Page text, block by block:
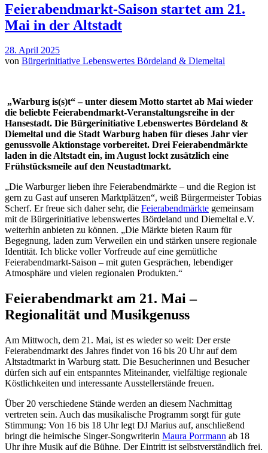
Feierabendmarkt-Saison startet am 21.
Mai in der Altstadt
28. April 2025
von Bürgerinitiative Lebenswertes Bördeland & Diemeltal
„Warburg is(s)t“ – unter diesem Motto startet ab Mai wieder
die beliebte Feierabendmarkt-Veranstaltungsreihe in der
Hansestadt. Die Bürgerinitiative Lebenswertes Bördeland &
Diemeltal und die Stadt Warburg haben für dieses Jahr vier
genussvolle Aktionstage vorbereitet. Drei Feierabendmärkte
laden in die Altstadt ein, im August lockt zusätzlich eine
Frühstücksmeile auf den Neustadtmarkt.
„Die Warburger lieben ihre Feierabendmärkte – und die Region ist
gern zu Gast auf unseren Marktplätzen“, weiß Bürgermeister Tobias
Scherf. Er freue sich daher sehr, die Feierabendmärkte gemeinsam
mit de Bürgerinitiative lebenswertes Bördeland und Diemeltal e.V.
weiterhin anbieten zu können. „Die Märkte bieten Raum für
Begegnung, laden zum Verweilen ein und stärken unsere regionale
Identität. Ich blicke voller Vorfreude auf eine gemütliche
Feierabendmarkt-Saison – mit guten Gesprächen, lebendiger
Atmosphäre und vielen regionalen Produkten.“
Feierabendmarkt am 21. Mai –
Regionalität und Musikgenuss
Am Mittwoch, dem 21. Mai, ist es wieder so weit: Der erste
Feierabendmarkt des Jahres findet von 16 bis 20 Uhr auf dem
Altstadtmarkt in Warburg statt. Die Besucherinnen und Besucher
dürfen sich auf ein entspanntes Miteinander, vielfältige regionale
Köstlichkeiten und interessante Ausstellerstände freuen.
Über 20 verschiedene Stände werden an diesem Nachmittag
vertreten sein. Auch das musikalische Programm sorgt für gute
Stimmung: Von 16 bis 18 Uhr legt DJ Marius auf, anschließend
bringt die heimische Singer-Songwriterin Maura Porrmann ab 18
Uhr ihre Musik auf die Bühne. Der Eintritt ist selbstverständlich frei.